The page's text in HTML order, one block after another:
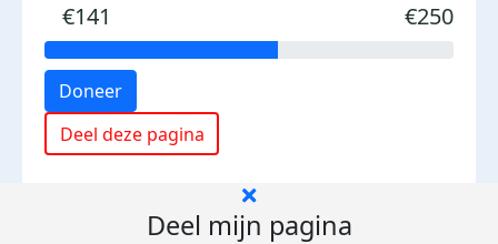
€141 €250
Doneer
Deel deze pagina
Deel mijn pagina